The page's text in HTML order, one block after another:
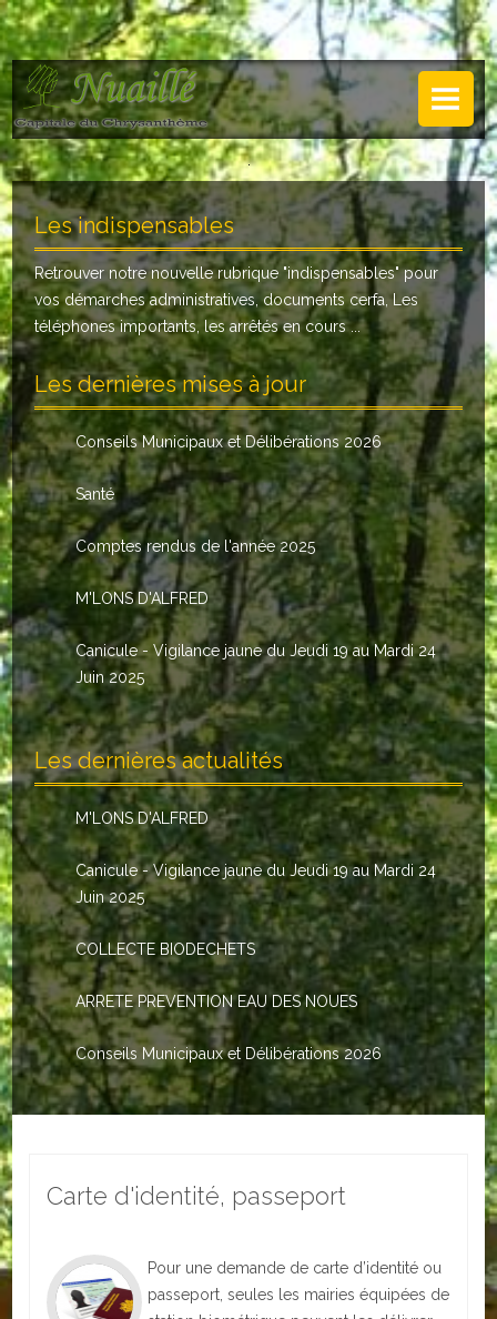
NUAILLÉ
Plan de Nuaillé
Sentiers pédestres
Guide annuel
Histoire
Galerie
LA MAIRIE
Horaires
Agence postale
Le conseil municipal
Les élus
Les commissions
Les comptes rendus
Le personnel communal
L'Echo de Nuaillé
Tarifs et locations
Galeries photos
INDISPENSABLES
Nouveaux arrivants
Le PACS
Voter
Bientôt 16 ans
Urbanisme
Santé
.
Les indispensables
Retrouver notre nouvelle rubrique "indispensables" pour
vos démarches administratives, documents cerfa, Les
téléphones importants, les arrêtés en cours ...
Les dernières mises à jour
Conseils Municipaux et Délibérations 2026
Santé
Comptes rendus de l'année 2025
M'LONS D'ALFRED
Canicule - Vigilance jaune du Jeudi 19 au Mardi 24
Juin 2025
Les dernières actualités
M'LONS D'ALFRED
Canicule - Vigilance jaune du Jeudi 19 au Mardi 24
Juin 2025
COLLECTE BIODECHETS
ARRETE PREVENTION EAU DES NOUES
Conseils Municipaux et Délibérations 2026
Carte d'identité, passeport
Pour une demande de carte d’identité ou
passeport, seules les mairies équipées de